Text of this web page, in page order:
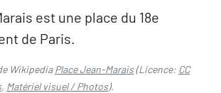
est une place du 18e
de Paris.
WikipediaPlace Jean-Marais(Licence: CC
, Matériel visuel / Photos).